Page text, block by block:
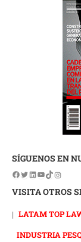
SÍGUENOS EN
VISITA OTROS
| LATAM TOP
INDUSTRIA